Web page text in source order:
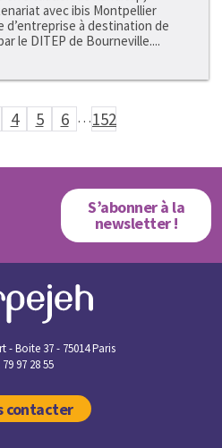
avec ibis Montpellier
d’entreprise à destination de
le DITEP de Bourneville....
4 5 6 …152
S’abonner à la
newsletter !
- Boite 37 - 75014 Paris
79 97 28 55
contacter